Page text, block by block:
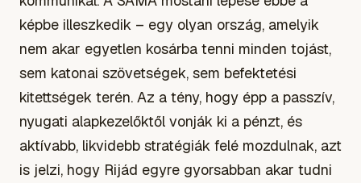
képbe illeszkedik – egy olyan ország, amelyik
nem akar egyetlen kosárba tenni minden tojást,
sem katonai szövetségek, sem befektetési
kitettségek terén. Az a tény, hogy épp a passzív,
nyugati alapkezelőktől vonják ki a pénzt, és
aktívabb, likvidebb stratégiák felé mozdulnak, azt
is jelzi, hogy Rijád egyre gyorsabban akar tudni